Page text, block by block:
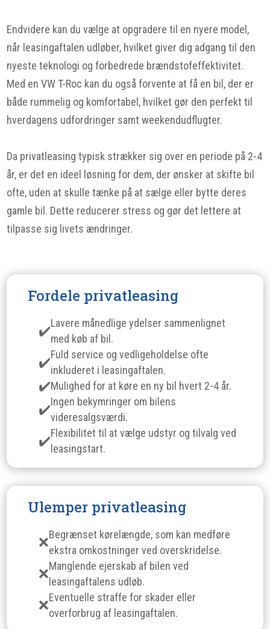
Endvidere kan du vælge at opgradere til en nyere model,
når leasingaftalen udløber, hvilket giver dig adgang til den
nyeste teknologi og forbedrede brændstofeffektivitet.
Med en VW T-Roc kan du også forvente at få en bil, der er
både rummelig og komfortabel, hvilket gør den perfekt til
hverdagens udfordringer samt weekendudflugter.
Da privatleasing typisk strækker sig over en periode på 2-4
år, er det en ideel løsning for dem, der ønsker at skifte bil
ofte, uden at skulle tænke på at sælge eller bytte deres
gamle bil. Dette reducerer stress og gør det lettere at
tilpasse sig livets ændringer.
Fordele privatleasing
Lavere månedlige ydelser sammenlignet
med køb af bil.
Fuld service og vedligeholdelse ofte
inkluderet i leasingaftalen.
Mulighed for at køre en ny bil hvert 2-4 år.
Ingen bekymringer om bilens
videresalgsværdi.
Flexibilitet til at vælge udstyr og tilvalg ved
leasingstart.
Ulemper privatleasing
Begrænset kørelængde, som kan medføre
ekstra omkostninger ved overskridelse.
Manglende ejerskab af bilen ved
leasingaftalens udløb.
Eventuelle straffe for skader eller
overforbrug af leasingaftalen.